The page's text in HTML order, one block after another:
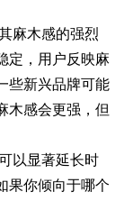
麻木感的强烈
定，用户反映麻
些新兴品牌可能
木感会更强，但
以显著延长时
果你倾向于哪个